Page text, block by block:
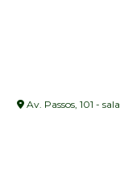
Av. Passos, 101 -